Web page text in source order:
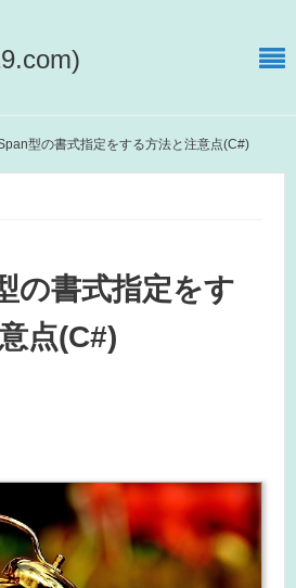
型の書式指定をする方法と注意点(C#)
の書式指定をす
点(C#)